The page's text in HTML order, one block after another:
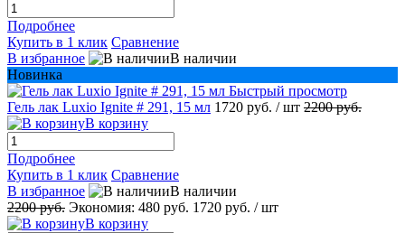
Подробнее
Купить в 1 клик Сравнение
В избранное
В наличии
Новинка
Быстрый просмотр
Гель лак Luxio Ignite # 291, 15 мл 1720 руб. / шт 2200 руб.
В корзину
Подробнее
Купить в 1 клик Сравнение
В избранное
В наличии
2200 руб. Экономия: 480 руб. 1720 руб. / шт
В корзину